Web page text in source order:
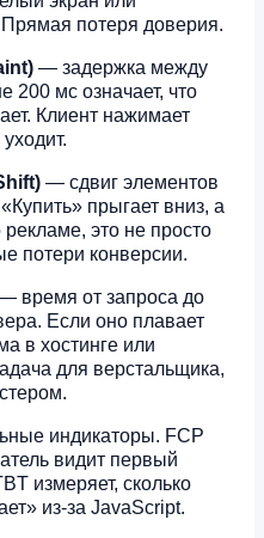
потеря доверия.
— задержка между
200 мс означает, что
Клиент нажимает
— сдвиг элементов
прыгает вниз, а
это не просто
потери конверсии.
время от запроса до
Если оно плавает
в хостинге или
для верстальщика,
индикаторы. FCP
видит первый
измеряет, сколько
из-за JavaScript.